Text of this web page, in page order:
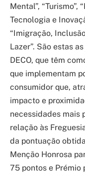
Mental”, “Turismo”,
Tecnologia e
“Imigração,
Lazer”. São estas
DECO, que têm
que implementam
consumidor que,
impacto e
necessidades mais
relação às
da pontuação
Menção Honrosa
75 pontos e Prémio